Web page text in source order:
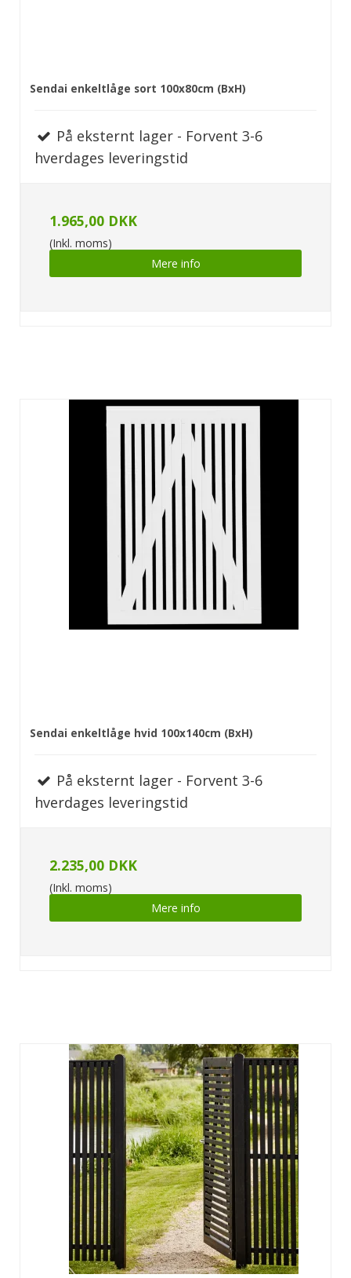
Sendai enkeltlåge sort 100x80cm (BxH)
På eksternt lager - Forvent 3-6
hverdages leveringstid
1.965,00 DKK
(Inkl. moms)
Mere info
Sendai enkeltlåge hvid 100x140cm (BxH)
På eksternt lager - Forvent 3-6
hverdages leveringstid
2.235,00 DKK
(Inkl. moms)
Mere info